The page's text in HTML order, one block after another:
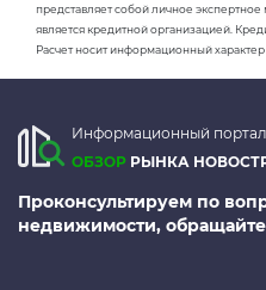
представляет собой личное
является кредитной организацией.
Расчет носит информационный
Информационный портал
ОБЗОР РЫНКА
Проконсультируем по
недвижимости,